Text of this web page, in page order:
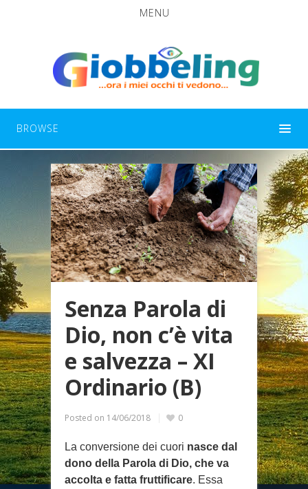
MENU
BROWSE
Senza Parola di
Dio, non c’è vita
e salvezza – XI
Ordinario (B)
Posted on 14/06/2018 0
La conversione dei cuori nasce dal
dono della Parola di Dio, che va
accolta e fatta fruttificare. Essa